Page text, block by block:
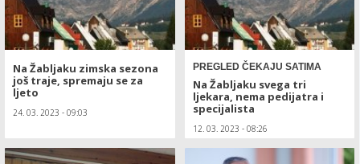
Na Žabljaku zimska sezona
još traje, spremaju se za
ljeto
24. 03. 2023 - 09:03
PREGLED ČEKAJU SATIMA
Na Žabljaku svega tri
ljekara, nema pedijatra i
specijalista
12. 03. 2023 - 08:26